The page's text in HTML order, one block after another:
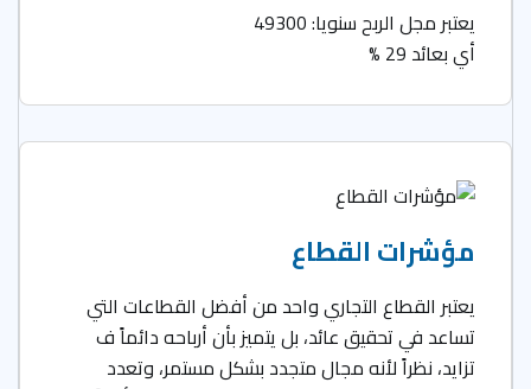
يعتبر مجل الربح سنويا: 49300
أي بعائد 29 %
مؤشرات القطاع
يعتبر القطاع التجاري واحد من أفضل القطاعات التي
تساعد في تحقيق عائد، بل يتميز بأن أرباحه دائماً ف
تزايد، نظراً لأنه مجال متجدد بشكل مستمر، وتعدد